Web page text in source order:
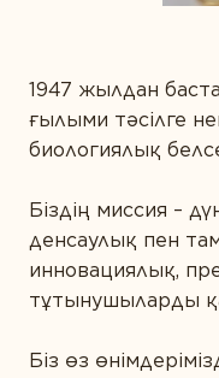
Ерлер
Жүрекке
Зейін қою
Иммунитет
Көру
КОНТАКТІЛЕР
МАҚАЛАЛАР
1947 жылдан
ғылыми тәсілге
биологиялық
Біздің миссия –
денсаулық пен
инновациялық,
тұтынушыларды
Біз өз